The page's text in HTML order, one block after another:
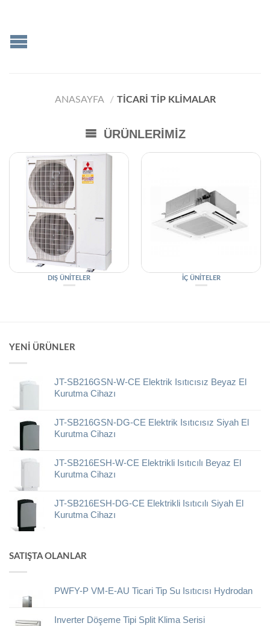
ANASAYFA / TICARI TIP KLIMALAR
ÜRÜNLERIMIZ
DIŞ ÜNITELER İÇ ÜNITELER
YENI ÜRÜNLER
JT-SB216GSN-W-CE Elektrik Isıtıcısız Beyaz El
Kurutma Cihazı
JT-SB216GSN-DG-CE Elektrik Isıtıcısız Siyah El
Kurutma Cihazı
JT-SB216ESH-W-CE Elektrikli Isıtıcılı Beyaz El
Kurutma Cihazı
JT-SB216ESH-DG-CE Elektrikli Isıtıcılı Siyah El
Kurutma Cihazı
SATIŞTA OLANLAR
PWFY-P VM-E-AU Ticari Tip Su Isıtıcısı Hydrodan
Inverter Döşeme Tipi Split Klima Serisi